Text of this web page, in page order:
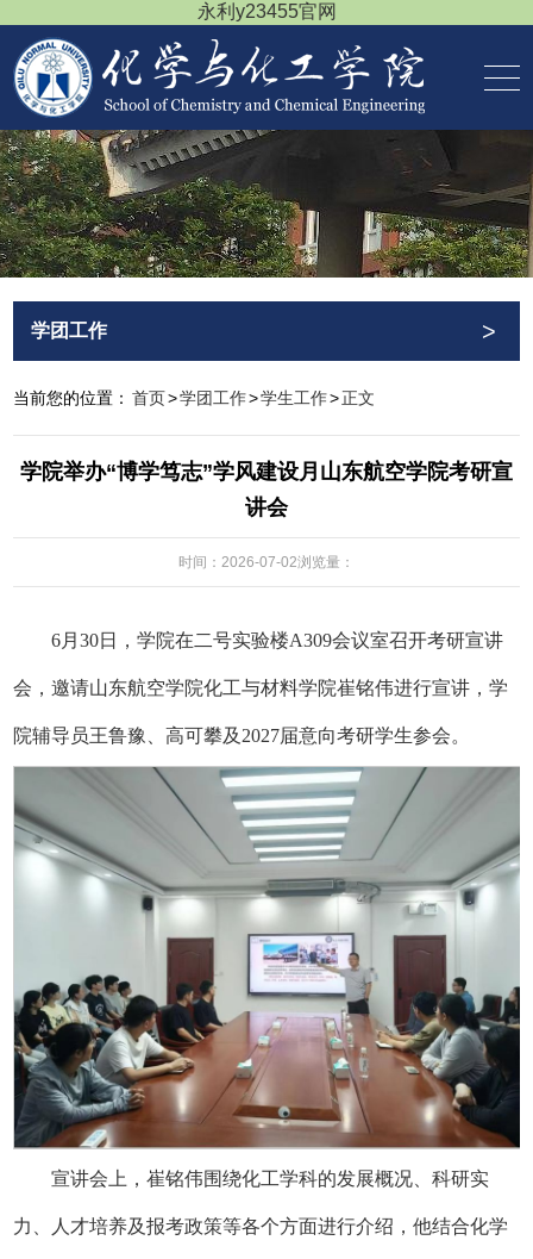
永利y23455官网
学团工作 >
当前您的位置： 首页>学团工作>学生工作>正文
学院举办“博学笃志”学风建设月山东航空学院考研宣
讲会
时间：2026-07-02浏览量：
6月30日，学院在二号实验楼A309会议室召开考研宣讲
会，邀请山东航空学院化工与材料学院崔铭伟进行宣讲，学
院辅导员王鲁豫、高可攀及2027届意向考研学生参会。
宣讲会上，崔铭伟围绕化工学科的发展概况、科研实
力、人才培养及报考政策等各个方面进行介绍，他结合化学